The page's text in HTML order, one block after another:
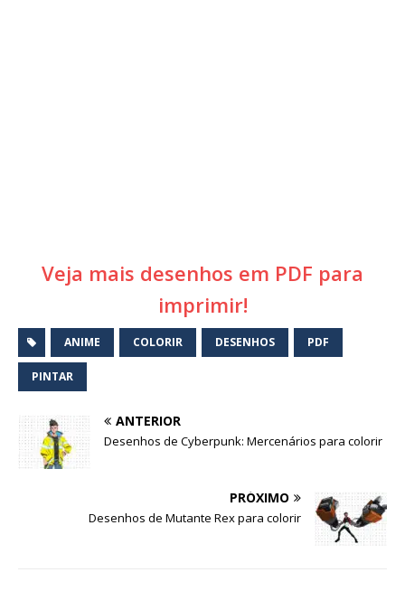
Veja mais desenhos em PDF para
imprimir!
ANIME COLORIR DESENHOS PDF
PINTAR
ANTERIOR
Desenhos de Cyberpunk: Mercenários para colorir
PRÓXIMO
Desenhos de Mutante Rex para colorir